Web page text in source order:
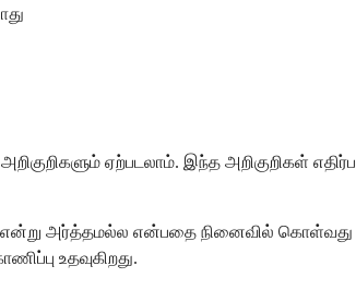
ஏற்படலாம். இந்த அறிகுறிகள்
என்று அர்த்தமல்ல என்பதை நினைவில்
உதவுகிறது.